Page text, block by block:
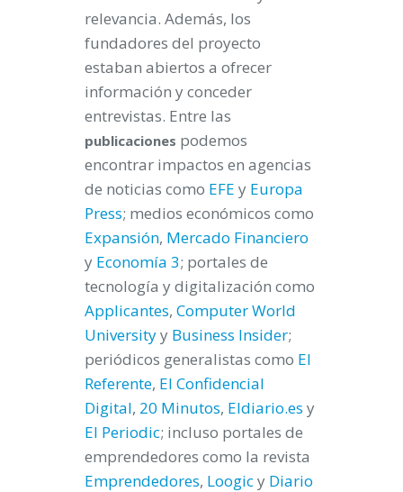
relevancia. Además, los
fundadores del proyecto
estaban abiertos a ofrecer
información y conceder
entrevistas. Entre las
publicaciones podemos
encontrar impactos en agencias
de noticias como EFE y Europa
Press; medios económicos como
Expansión, Mercado Financiero
y Economía 3; portales de
tecnología y digitalización como
Applicantes, Computer World
Universityy Business Insider;
periódicos generalistas como El
Referente, El Confidencial
Digital, 20 Minutos, Eldiario.es y
El Periodic; incluso portales de
emprendedores como la revista
Emprendedores, Loogicy Diario